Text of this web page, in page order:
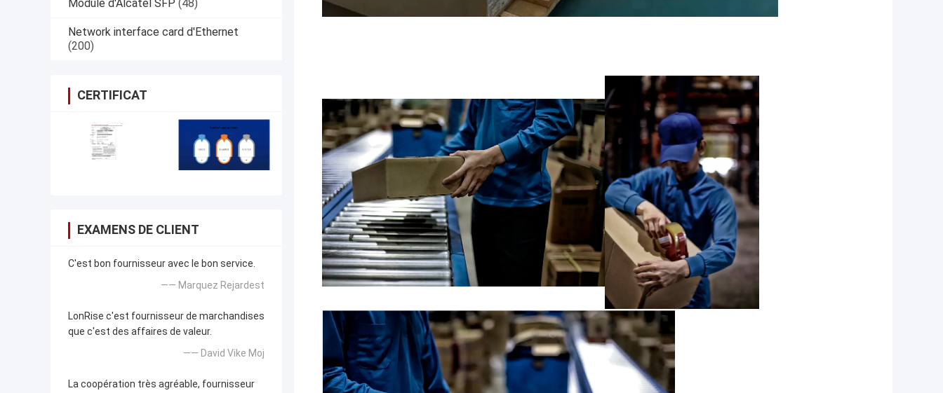
Module d'Alcatel SFP (48)
Network interface card d'Ethernet
(200)
CERTIFICAT
EXAMENS DE CLIENT
C'est bon fournisseur avec le bon service.
—— Marquez Rejardest
LonRise c'est fournisseur de marchandises
que c'est des affaires de valeur.
—— David Vike Moj
La coopération très agréable, fournisseur